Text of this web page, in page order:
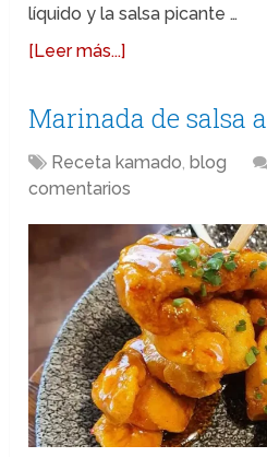
líquido y la salsa picante …
[Leer más...]
Marinada de salsa
Receta kamado,blog
comentarios